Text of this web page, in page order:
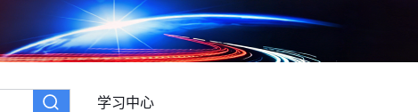
学习中心